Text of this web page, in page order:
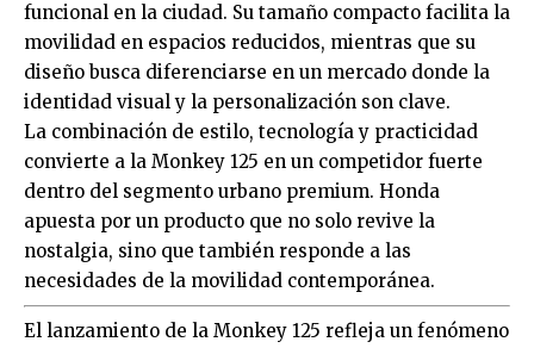
funcional en la ciudad. Su tamaño compacto facilita la
movilidad en espacios reducidos, mientras que su
diseño busca diferenciarse en un mercado donde la
identidad visual y la personalización son clave.
La combinación de estilo, tecnología y practicidad
convierte a la Monkey 125 en un competidor fuerte
dentro del segmento urbano premium. Honda
apuesta por un producto que no solo revive la
nostalgia, sino que también responde a las
necesidades de la movilidad contemporánea.
El lanzamiento de la Monkey 125 refleja un fenómeno